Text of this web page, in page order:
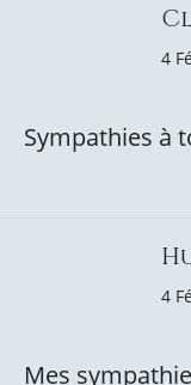
4
Sympathies à
4
Mes